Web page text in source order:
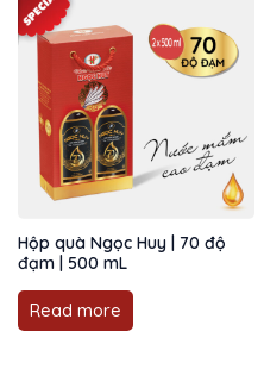
Hộp quà Ngọc Huy | 70 độ
đạm | 500 mL
Read more